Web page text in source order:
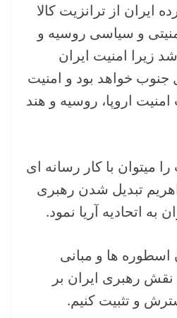
ایران از ترانزیت کالا
و سیاسی روسیه و
شد زیرا امنیت ایران
خواهد بود و امنیت
اروپا، روسیه و هند
میتوان با کار رسانه ای
تبدیل شدن رهبری
اتحادیه آریا نمود.
اسطوره ها و مبانی
رهبری ایران بر
و تثبیت کنیم.